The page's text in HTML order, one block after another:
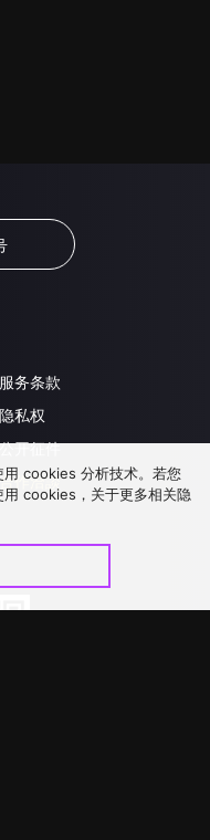
服务条款
隐私权
公开征件
合作洽談
用 cookies 分析技术。若您
cookies，关于更多相关隐